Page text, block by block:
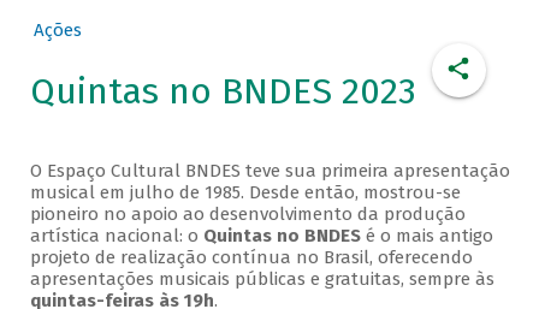
Ações
Quintas no BNDES 2023
O Espaço Cultural BNDES teve sua primeira apresentação
musical em julho de 1985. Desde então, mostrou-se
pioneiro no apoio ao desenvolvimento da produção
artística nacional: o Quintas no BNDESé o mais antigo
projeto de realização contínua no Brasil, oferecendo
apresentações musicais públicas e gratuitas, sempre às
quintas-feiras às 19h.